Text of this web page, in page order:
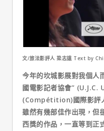
文/旅法影評人 梁志遠 Text by
今年的坎城影展對我個人
國電影記者協會”
(Compétition)國際影評
雖然有幾部佳作出現，但
西獎的作品，一直等到正